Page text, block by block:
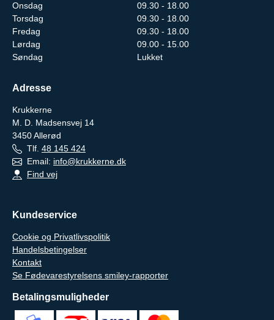
Onsdag
09.30 - 18.00
Torsdag
09.30 - 18.00
Fredag
09.30 - 18.00
Lørdag
09.00 - 15.00
Søndag
Lukket
Adresse
Krukkerne
M. D. Madsensvej 14
3450Allerød
Tlf. 48 145 424
Email: info@krukkerne.dk
Find vej
Kundeservice
Cookie og Privatlivspolitik
Handelsbetingelser
Kontakt
Se Fødevarestyrelsens smiley-rapporter
Betalingsmuligheder